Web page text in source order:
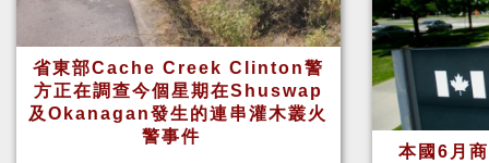
省東部Cache Creek Clinton警
方正在調查今個星期在Shuswap
及Okanagan發生的連串灌木叢火
警事件
本國6月